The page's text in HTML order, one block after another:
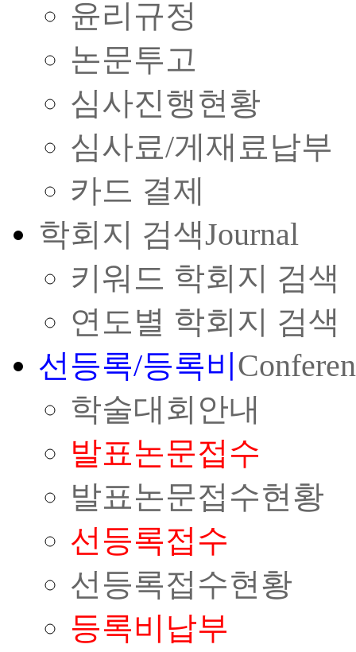
윤리규정
논문투고
심사진행현황
심사료/게재료납부
카드 결제
학회지 검색Journal
키워드 학회지 검색
연도별 학회지 검색
선등록/등록비
학술대회안내
발표논문접수
발표논문접수현황
선등록접수
선등록접수현황
등록비납부